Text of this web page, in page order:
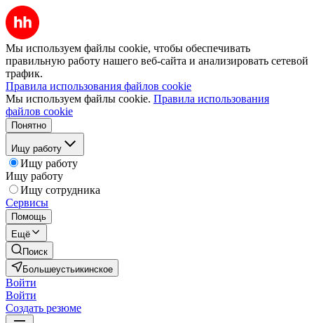
Мы используем файлы cookie, чтобы обеспечивать
правильную работу нашего веб-сайта и анализировать сетевой
трафик.
Правила использования файлов cookie
Мы используем файлы cookie. Правила использования
файлов cookie
Понятно
Ищу работу
Ищу работу
Ищу работу
Ищу сотрудника
Сервисы
Помощь
Ещё
Поиск
Большеустьикинское
Войти
Войти
Создать резюме